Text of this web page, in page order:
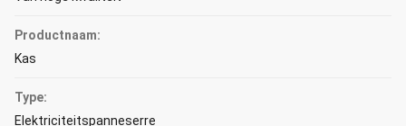
Productnaam:
Kas
Type:
Elektriciteitspanneserre